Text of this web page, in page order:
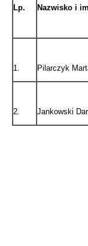
Lp. Nazwisko i
1. Pilarczyk
2. Jankowski